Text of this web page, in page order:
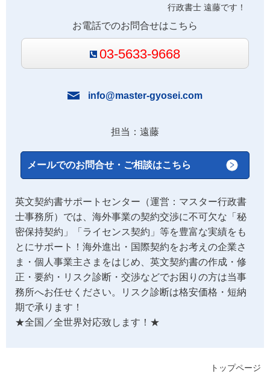
行政書士 遠藤です！
お電話でのお問合せはこちら
03-5633-9668
info@master-gyosei.com
担当：遠藤
メールでのお問合せ・ご相談はこちら
英文契約書サポートセンター（運営：マスター行政書
士事務所）では、海外事業の契約交渉に不可欠な「秘
密保持契約」「ライセンス契約」等を豊富な実績をも
とにサポート！海外進出・国際契約をお考えの企業さ
ま・個人事業主さまをはじめ、英文契約書の作成・修
正・要約・リスク診断・交渉などでお困りの方は当事
務所へお任せください。リスク診断は格安価格・短納
期で承ります！
★全国／全世界対応致します！★
トップページ